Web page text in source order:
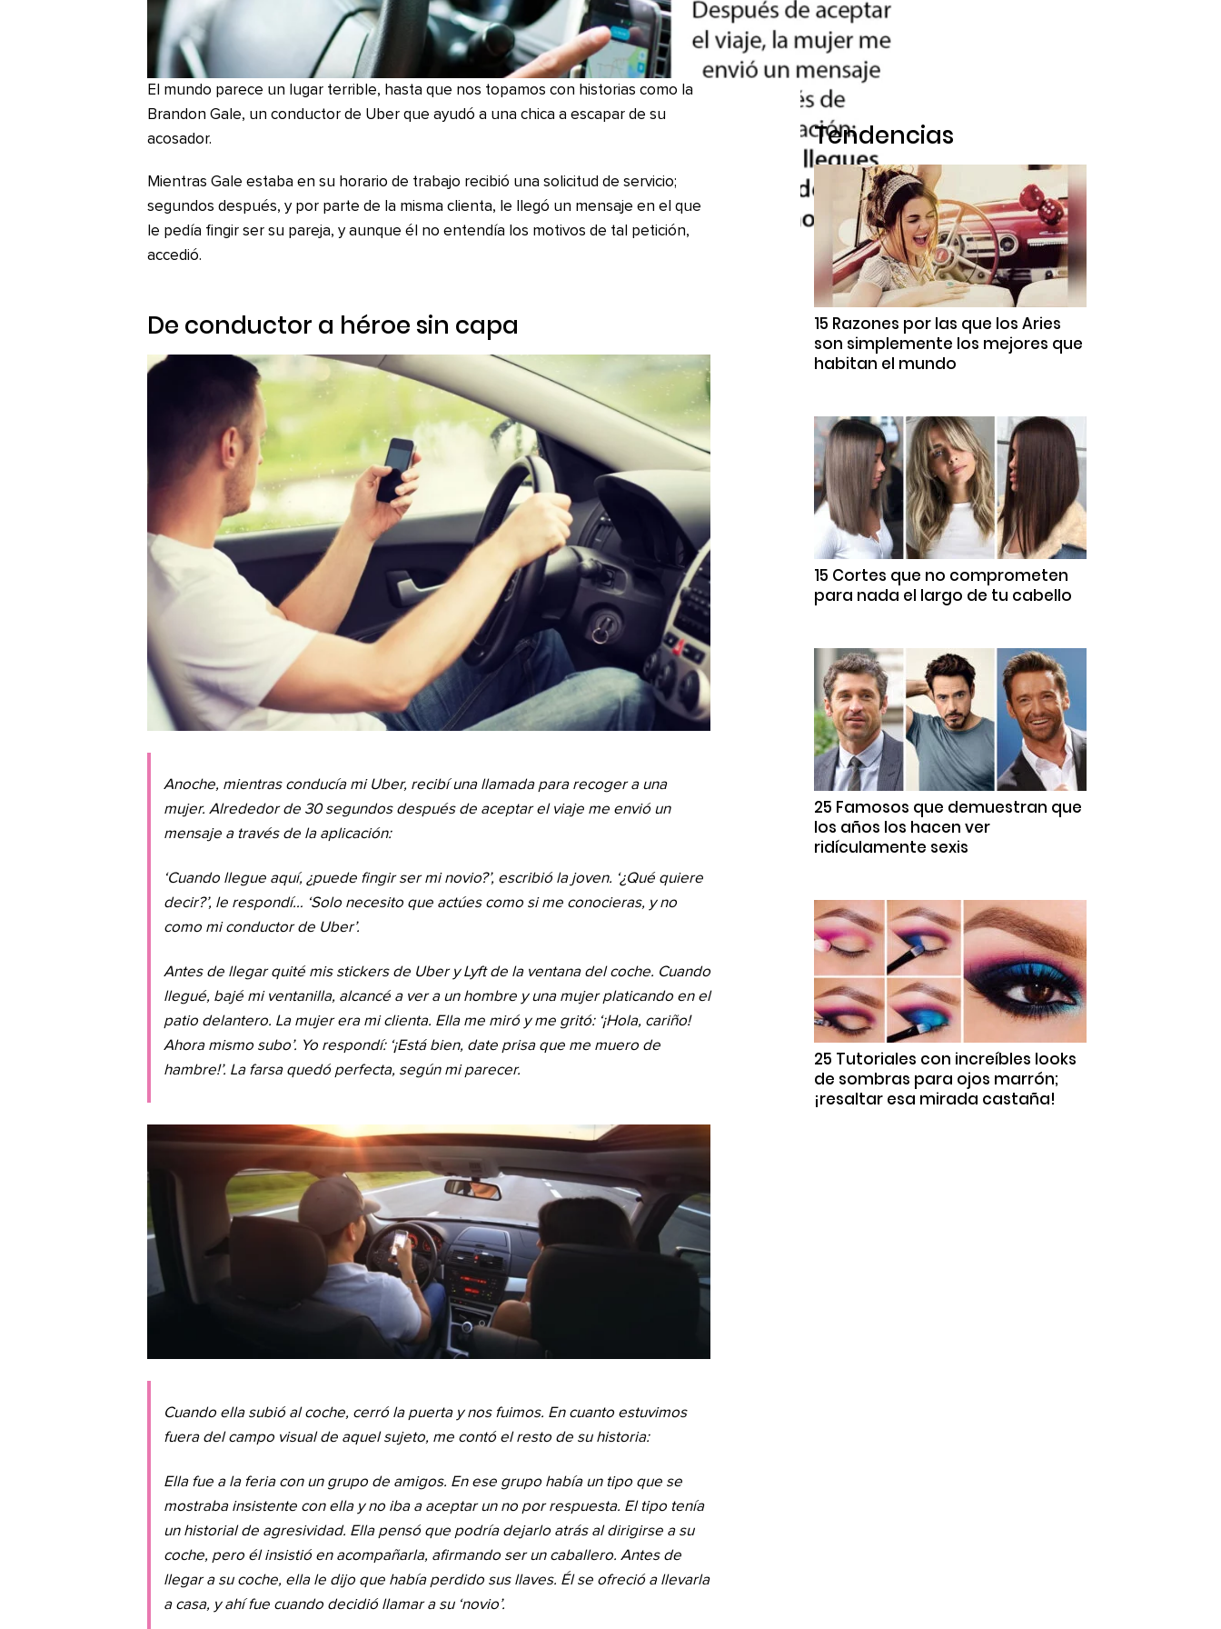
El mundo parece un lugar terrible, hasta que nos topamos con historias como la
Brandon Gale, un conductor de Uber que ayudó a una chica a escapar de su
acosador.
Mientras Gale estaba en su horario de trabajo recibió una solicitud de servicio;
segundos después, y por parte de la misma clienta, le llegó un mensaje en el que
le pedía fingir ser su pareja, y aunque él no entendía los motivos de tal petición,
accedió.
De conductor a héroe sin capa
Anoche, mientras conducía mi Uber, recibí una llamada para recoger a una
mujer. Alrededor de 30 segundos después de aceptar el viaje me envió un
mensaje a través de la aplicación:
‘Cuando llegue aquí, ¿puede fingir ser mi novio?’, escribió la joven. ‘¿Qué quiere
decir?’, le respondí… ‘Solo necesito que actúes como si me conocieras, y no
como mi conductor de Uber’.
Antes de llegar quité mis stickers de Uber y Lyft de la ventana del coche. Cuando
llegué, bajé mi ventanilla, alcancé a ver a un hombre y una mujer platicando en el
patio delantero. La mujer era mi clienta. Ella me miró y me gritó: ‘¡Hola, cariño!
Ahora mismo subo’. Yo respondí: ‘¡Está bien, date prisa que me muero de
hambre!’. La farsa quedó perfecta, según mi parecer.
Cuando ella subió al coche, cerró la puerta y nos fuimos. En cuanto estuvimos
fuera del campo visual de aquel sujeto, me contó el resto de su historia:
Ella fue a la feria con un grupo de amigos. En ese grupo había un tipo que se
mostraba insistente con ella y no iba a aceptar un no por respuesta. El tipo tenía
un historial de agresividad. Ella pensó que podría dejarlo atrás al dirigirse a su
coche, pero él insistió en acompañarla, afirmando ser un caballero. Antes de
llegar a su coche, ella le dijo que había perdido sus llaves. Él se ofreció a llevarla
a casa, y ahí fue cuando decidió llamar a su ‘novio’.
Tendencias
15 Razones por las que los Aries
son simplemente los mejores que
habitan el mundo
15 Cortes que no comprometen
para nada el largo de tu cabello
25 Famosos que demuestran que
los años los hacen ver
ridículamente sexis
25 Tutoriales con increíbles looks
de sombras para ojos marrón;
¡resaltar esa mirada castaña!